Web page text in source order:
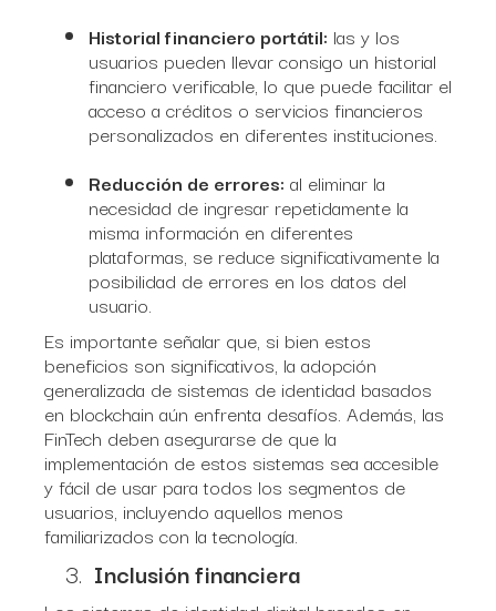
Historial financiero portátil: las y los
usuarios pueden llevar consigo un historial
financiero verificable, lo que puede facilitar el
acceso a créditos o servicios financieros
personalizados en diferentes instituciones.
Reducción de errores: al eliminar la
necesidad de ingresar repetidamente la
misma información en diferentes
plataformas, se reduce significativamente la
posibilidad de errores en los datos del
usuario.
Es importante señalar que, si bien estos
beneficios son significativos, la adopción
generalizada de sistemas de identidad basados
en blockchain aún enfrenta desafíos. Además, las
FinTech deben asegurarse de que la
implementación de estos sistemas sea accesible
y fácil de usar para todos los segmentos de
usuarios, incluyendo aquellos menos
familiarizados con la tecnología.
Inclusión financiera